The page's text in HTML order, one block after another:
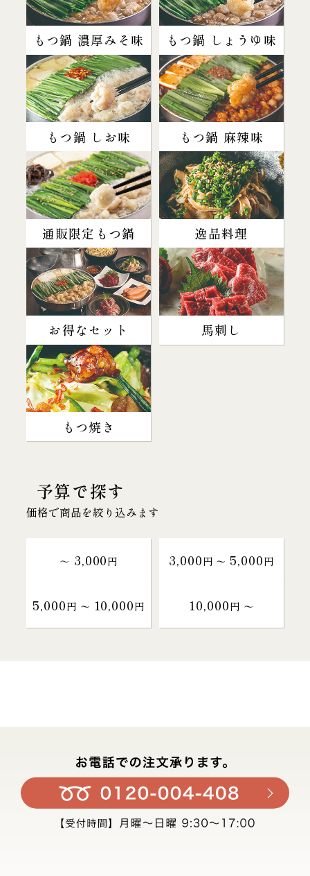
もつ鍋 濃厚みそ味 もつ鍋 しょうゆ味
もつ鍋 しお味 もつ鍋 麻辣味
通販限定もつ鍋 逸品料理
お得なセット 馬刺し
もつ焼き
予算で探す
価格で商品を絞り込みます
～ 3,000円 3,000円 〜 5,000円
5,000円 〜 10,000円 10,000円 〜